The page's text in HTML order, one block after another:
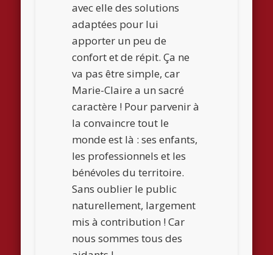
avec elle des solutions
adaptées pour lui
apporter un peu de
confort et de répit. Ça ne
va pas être simple, car
Marie-Claire a un sacré
caractère ! Pour parvenir à
la convaincre tout le
monde est là : ses enfants,
les professionnels et les
bénévoles du territoire.
Sans oublier le public
naturellement, largement
mis à contribution ! Car
nous sommes tous des